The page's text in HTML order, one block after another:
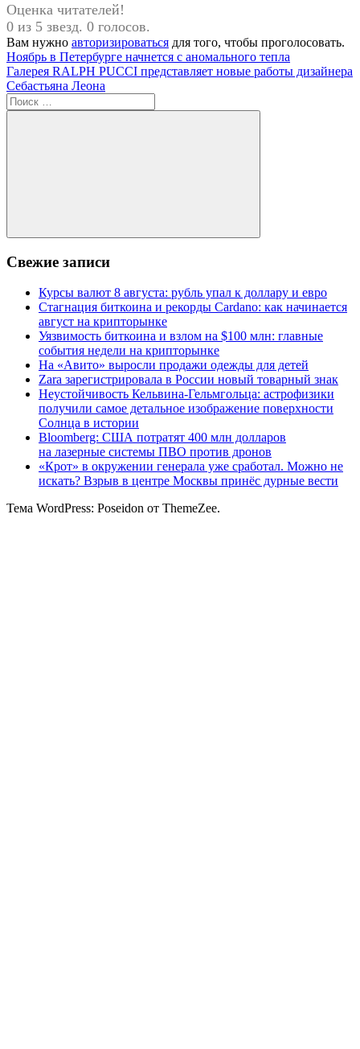
Оценка читателей!
0 из 5 звезд. 0 голосов.
Вам нужно авторизироваться для того, чтобы проголосовать.
Навигация
по
записям
Предыдущая
запись:
Ноябрь в Петербурге начнется с аномального тепла
Следующая
запись:
Галерея RALPH PUCCI представляет новые работы дизайнера
Себастьяна Леона
Поиск
для:
Поиск
Свежие записи
Курсы валют 8 августа: рубль упал к доллару и евро
Стагнация биткоина и рекорды Cardano: как начинается
август на крипторынке
Уязвимость биткоина и взлом на $100 млн: главные
события недели на крипторынке
На «Авито» выросли продажи одежды для детей
Zara зарегистрировала в России новый товарный знак
Неустойчивость Кельвина-Гельмгольца: астрофизики
получили самое детальное изображение поверхности
Солнца в истории
Bloomberg: США потратят 400 млн долларов
на лазерные системы ПВО против дронов
«Крот» в окружении генерала уже сработал. Можно не
искать? Взрыв в центре Москвы принёс дурные вести
Тема WordPress: Poseidon от ThemeZee.